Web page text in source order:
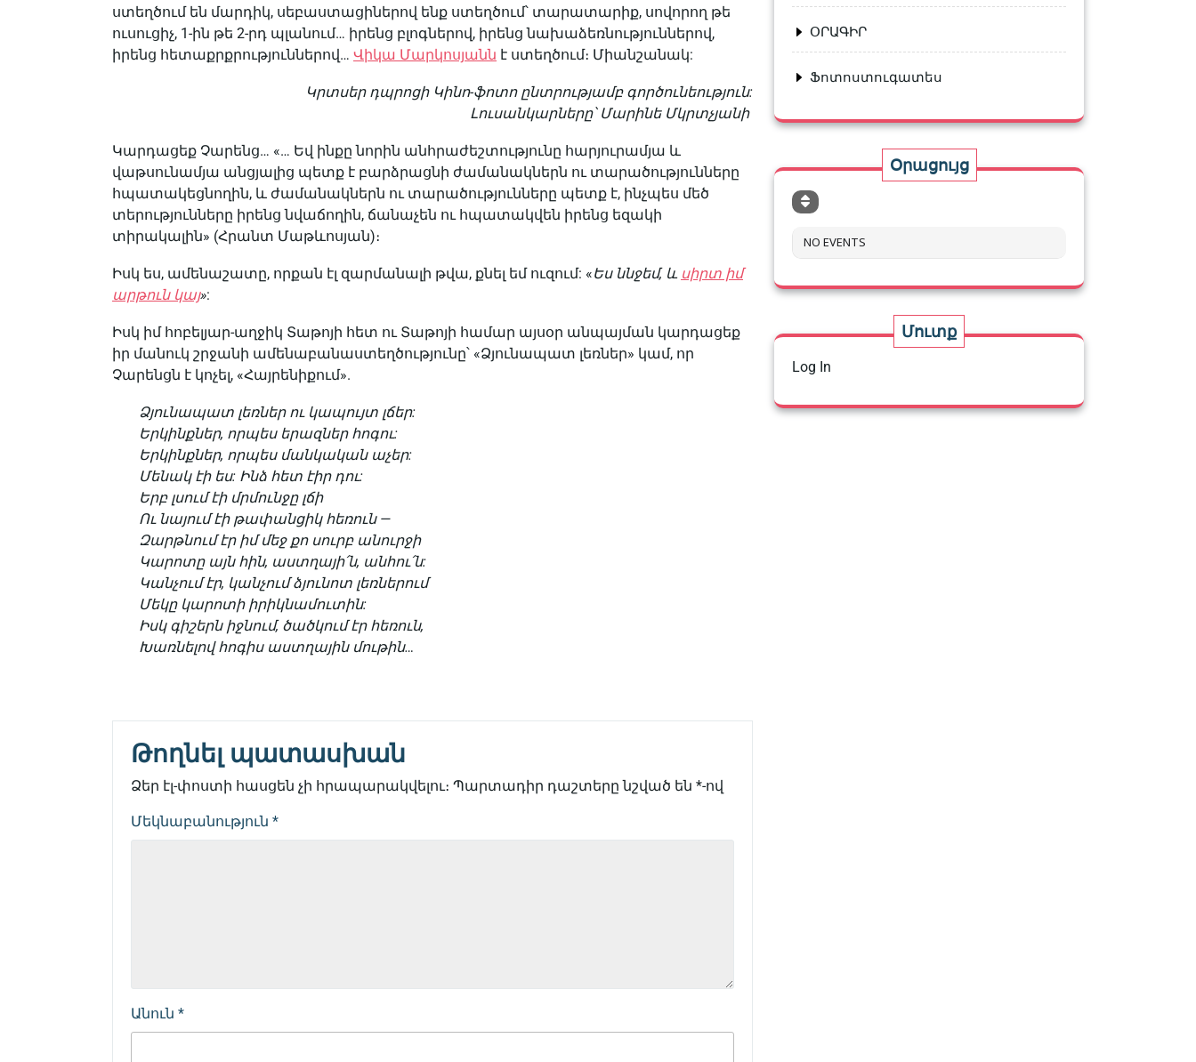
ստեղծում են մարդիկ, սեբաստացիներով ենք ստեղծում՝ տարատարիք, սովորող թե
ուսուցիչ, 1-ին թե 2-րդ պլանում… իրենց բլոգներով, իրենց նախաձեռնություններով,
իրենց հետաքրքրություններով… Վիկա Մարկոսյանն է ստեղծում։ Միանշանակ:
Կրտսեր դպրոցի Կինո-ֆոտո ընտրությամբ գործունեություն:
Լուսանկարները՝ Մարինե Մկրտչյանի
Կարդացեք Չարենց… «… Եվ ինքը նորին անհրաժեշտությունը հարյուրամյա և
վաթսունամյա անցյալից պետք է բարձրացնի ժամանակներն ու տարածությունները
հպատակեցնողին, և ժամանակներն ու տարածությունները պետք է, ինչպես մեծ
տերությունները իրենց նվաճողին, ճանաչեն ու հպատակվեն իրենց եզակի
տիրակալին» (Հրանտ Մաթևոսյան)։
Իսկ ես, ամենաշատը, որքան էլ զարմանալի թվա, քնել եմ ուզում: «Ես ննջեմ, և սիրտ իմ
արթուն կայ»:
Իսկ իմ հոբելյար-աղջիկ Տաթոյի հետ ու Տաթոյի համար այսօր անպայման կարդացեք
իր մանուկ շրջանի ամենաբանաստեղծությունը՝ «Ձյունապատ լեռներ» կամ, որ
Չարենցն է կոչել, «Հայրենիքում».
Ձյունապատ լեռներ ու կապույտ լճեր:
Երկինքներ, որպես երազներ հոգու:
Երկինքներ, որպես մանկական աչեր:
Մենակ էի ես: Ինձ հետ էիր դու:
Երբ լսում էի մրմունջը լճի
Ու նայում էի թափանցիկ հեռուն —
Զարթնում էր իմ մեջ քո սուրբ անուրջի
Կարոտը այն հին, աստղայի՛ն, անհու՛ն:
Կանչում էր, կանչում ձյունոտ լեռներում
Մեկը կարոտի իրիկնամուտին:
Իսկ գիշերն իջնում, ծածկում էր հեռուն,
Խառնելով հոգիս աստղային մութին…
Թողնել պատասխան
Ձեր էլ-փոստի հասցեն չի հրապարակվելու։ Պարտադիր դաշտերը նշված են *-ով
Մեկնաբանություն *
Անուն *
ՕՐԱԳԻՐ
Ֆոտոստուգատես
Օրացույց
NO EVENTS
Մուտք
Log In